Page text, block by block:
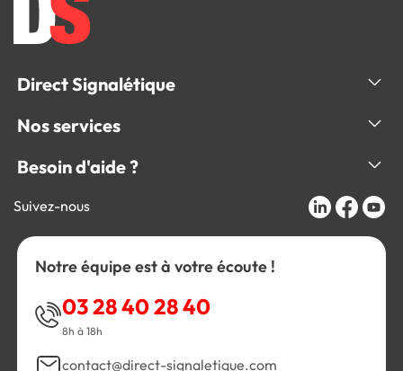
Direct Signalétique
Nos services
Besoin d'aide ?
Suivez-nous
Notre équipe est à votre écoute !
03 28 40 28 40
8h à 18h
contact@direct-signaletique.com